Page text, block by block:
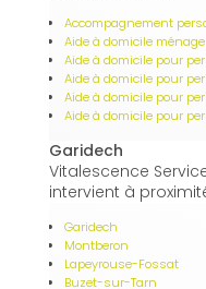
Accompagnement
Aide à domicile ménage
Aide à domicile pour
Aide à domicile pour
Aide à domicile pour
Aide à domicile pour
Garidech
Vitalescence
intervient à
Garidech
Montberon
Lapeyrouse-Fossat
Buzet-sur-Tarn